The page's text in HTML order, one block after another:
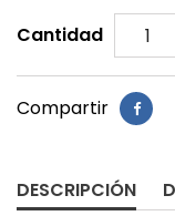
Cantidad
Compartir
DESCRIPCIÓN